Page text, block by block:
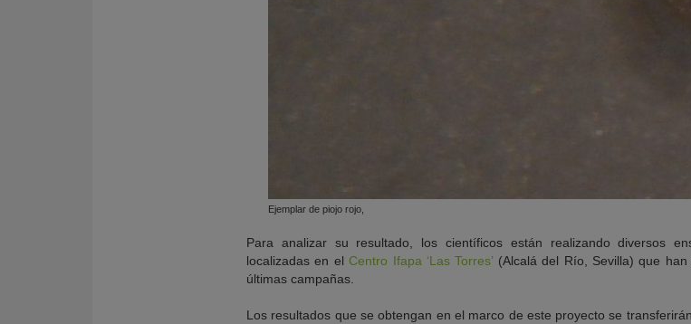
Ejemplar de piojo rojo,
Para analizar su resultado, los científicos están realizando diversos
localizadas en elCentro Ifapa ‘Las Torres’(Alcalá del Río, Sevilla) que
últimas campañas.
Los resultados que se obtengan en el marco de este proyecto se